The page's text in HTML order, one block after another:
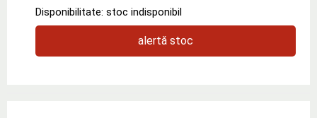
Disponibilitate: stoc indisponibil
alertă stoc